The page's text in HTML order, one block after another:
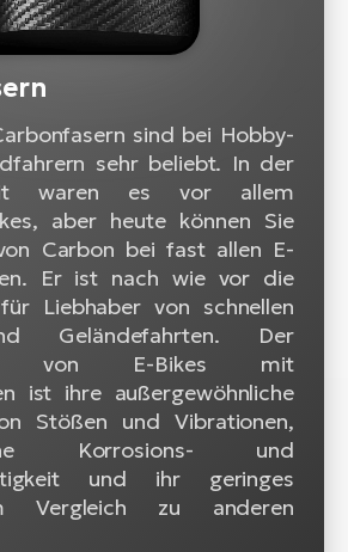
sind bei Hobby-
sehr beliebt. In der
waren es vor allem
aber heute können Sie
Carbon bei fast allen E-
Er ist nach wie vor die
Liebhaber von schnellen
Geländefahrten. Der
von E-Bikes mit
ist ihre außergewöhnliche
Stößen und Vibrationen,
Korrosions- und
und ihr geringes
Vergleich zu anderen